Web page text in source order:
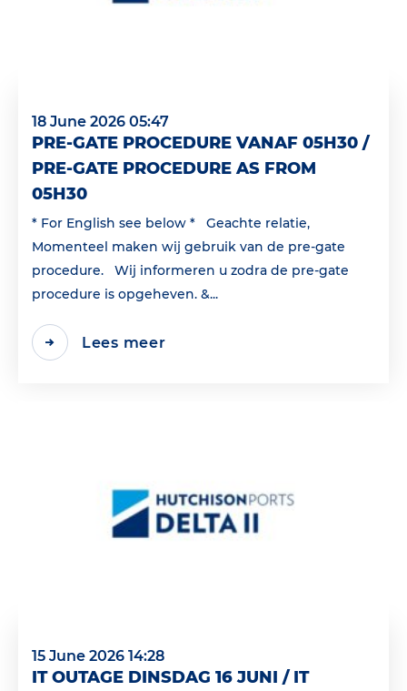
18 June 2026 05:47
PRE-GATE PROCEDURE VANAF 05H30 /
PRE-GATE PROCEDURE AS FROM
05H30
* For English see below * Geachte relatie,
Momenteel maken wij gebruik van de pre-gate
procedure. Wij informeren u zodra de pre-gate
procedure is opgeheven. &...
Lees meer
15 June 2026 14:28
IT OUTAGE DINSDAG 16 JUNI / IT